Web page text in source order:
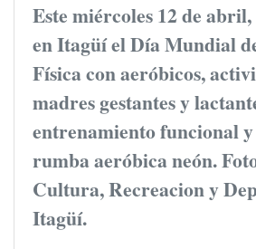
Este miércoles 12 de
en Itagüí el Día Mundial
Física con aeróbicos,
madres gestantes y
entrenamiento funcional
rumba aeróbica neón.
Cultura, Recreacion y
Itagüí.